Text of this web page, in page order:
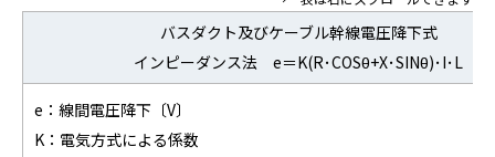
バスダクト及びケーブル幹線電圧降下式
インピーダンス法 e＝K(R･COSθ+X･SINθ)･I･L
e：線間電圧降下〔V〕
K：電気方式による係数